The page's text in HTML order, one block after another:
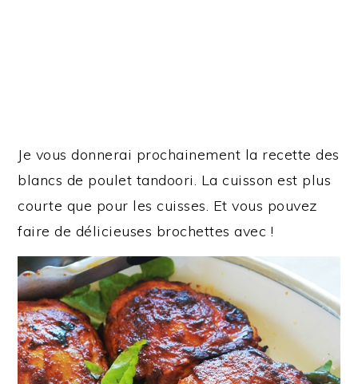
Je vous donnerai prochainement la recette des
blancs de poulet tandoori. La cuisson est plus
courte que pour les cuisses. Et vous pouvez
faire de délicieuses brochettes avec !